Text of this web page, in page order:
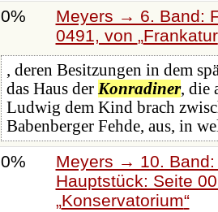
0%
Meyers → 6. Band:
0491, von Frankatur
, deren Besitzungen in dem
das Haus der Konradiner, die
Ludwig dem Kind brach
Babenberger Fehde, aus, in
0%
Meyers → 10.
Hauptstück: Seite
Konservatorium